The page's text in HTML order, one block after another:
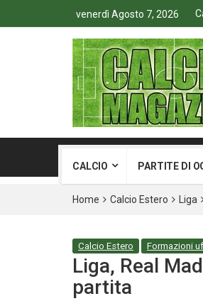
venerdì Agosto 7, 2026
CALCIO PARTITE DI
Home Calcio Estero Liga
Calcio Estero Formazioni
Liga, Real
partita